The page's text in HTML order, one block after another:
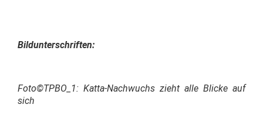
Bildunterschriften:
Foto©TPBO_1: Katta-Nachwuchs zieht alle Blicke auf
sich